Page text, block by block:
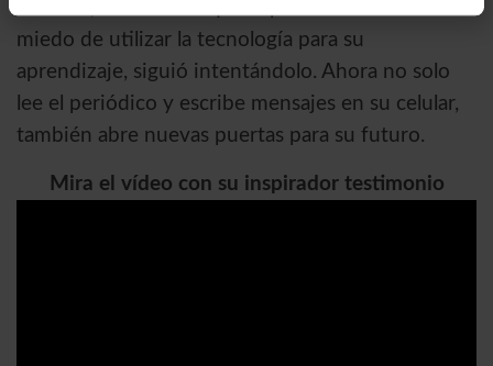
miedo de utilizar la tecnología para su
aprendizaje, siguió intentándolo. Ahora no solo
lee el periódico y escribe mensajes en su celular,
también abre nuevas puertas para su futuro.
Mira el vídeo con su inspirador testimonio